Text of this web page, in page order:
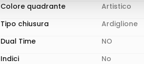
Colore quadrante
Artistico
Tipo chiusura
Ardiglione
Dual Time
NO
Indici
No